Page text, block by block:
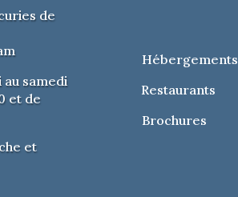
de
samedi
et de
et
Hébergements
Restaurants
Brochures